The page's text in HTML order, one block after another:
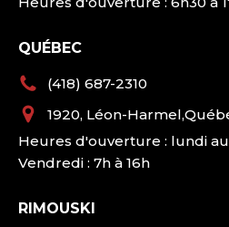
QUÉBEC
(418) 687-2310
1920, Léon-
Heures d'ouverture : lundi au
Vendredi : 7h à 16h
RIMOUSKI